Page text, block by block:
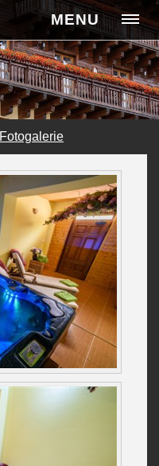
MENU
Fotogalerie